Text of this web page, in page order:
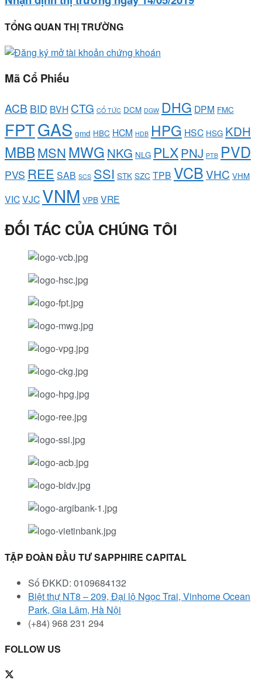
TỔNG QUAN THỊ TRƯỜNG
Mã Cổ Phiếu
ACB BID BVH CTG CỔ TỨC DCM DGW DHG DPM FMC
FPTGAS gmd HBC HCM HDB HPG HSC HSG KDH
MBBMSNMWG NKG NLG PLXPNJ PTB PVD
PVS REE SAB SCS SSI STK SZC TPB VCBVHC VHM
VICVJC VNM VPB VRE
ĐỐI TÁC CỦA CHÚNG TÔI
TẬP ĐOÀN ĐẦU TƯ SAPPHIRE CAPITAL
Số ĐKKD: 0109684132
Biệt thự NT8 – 209, Đại lộ Ngọc Trai, Vinhome Ocean
Park, Gia Lâm, Hà Nội
(+84) 968 231 294
FOLLOW US